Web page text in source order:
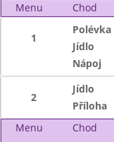
Menu Chod
1
Polévka
Jídlo
Nápoj
2
Jídlo
Příloha
Menu
Chod